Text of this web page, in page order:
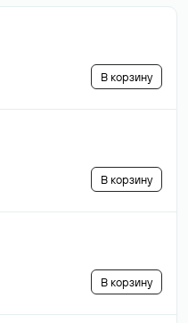
В корзину
В корзину
В корзину